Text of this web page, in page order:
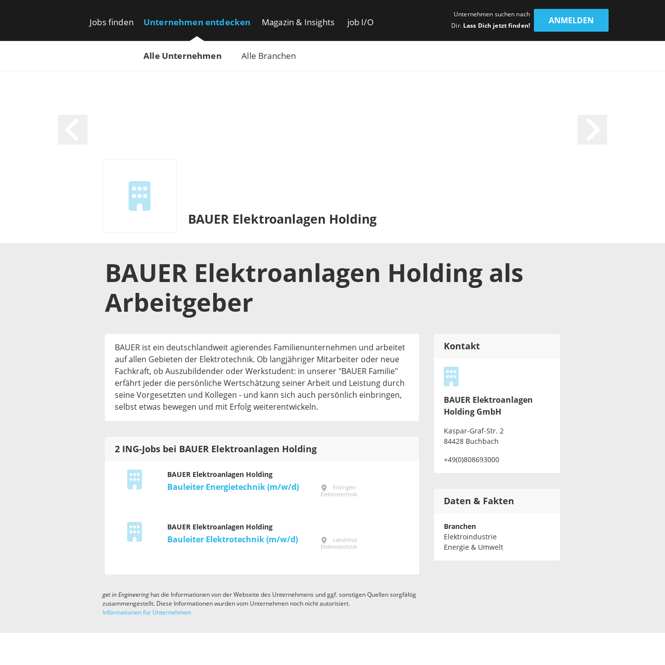
Jobs finden Unternehmen entdecken
Alle Unternehmen Alle Branchen
Magazin & Insights job I/O
Unternehmen suchen nach
Dir. Lass Dich jetzt finden!
ANMELDEN
BAUER Elektroanlagen Holding
BAUER Elektroanlagen Holding als
Arbeitgeber
BAUER ist ein deutschlandweit agierendes Familienunternehmen und arbeitet
auf allen Gebieten der Elektrotechnik. Ob langjähriger Mitarbeiter oder neue
Fachkraft, ob Auszubildender oder Werkstudent: in unserer "BAUER Familie"
erfährt jeder die persönliche Wertschätzung seiner Arbeit und Leistung durch
seine Vorgesetzten und Kollegen - und kann sich auch persönlich einbringen,
selbst etwas bewegen und mit Erfolg weiterentwickeln.
2 ING-Jobs bei BAUER Elektroanlagen Holding
BAUER Elektroanlagen Holding
Bauleiter Energietechnik (m/w/d)
Eislingen
Elektrotechnik
BAUER Elektroanlagen Holding
Bauleiter Elektrotechnik (m/w/d)
Landshut
Elektrotechnik
Kontakt
BAUER Elektroanlagen
Holding GmbH
Kaspar-Graf-Str. 2
84428 Buchbach
+49(0)808693000
Daten & Fakten
Branchen
Elektroindustrie
Energie & Umwelt
get in Engineeringhat die Informationen von der Webseite des Unternehmens und ggf. sonstigen Quellen sorgfältig
zusammengestellt. Diese Informationen wurden vom Unternehmen noch nicht autorisiert.
Informationen für Unternehmen